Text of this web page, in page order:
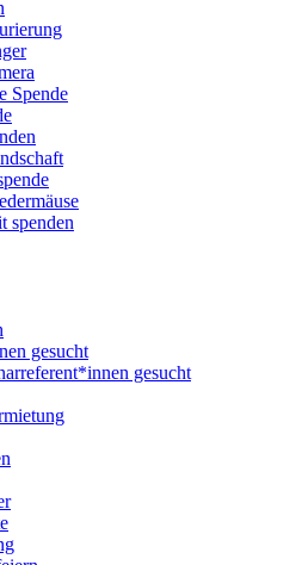
Spende
spenden
gesucht
gesucht